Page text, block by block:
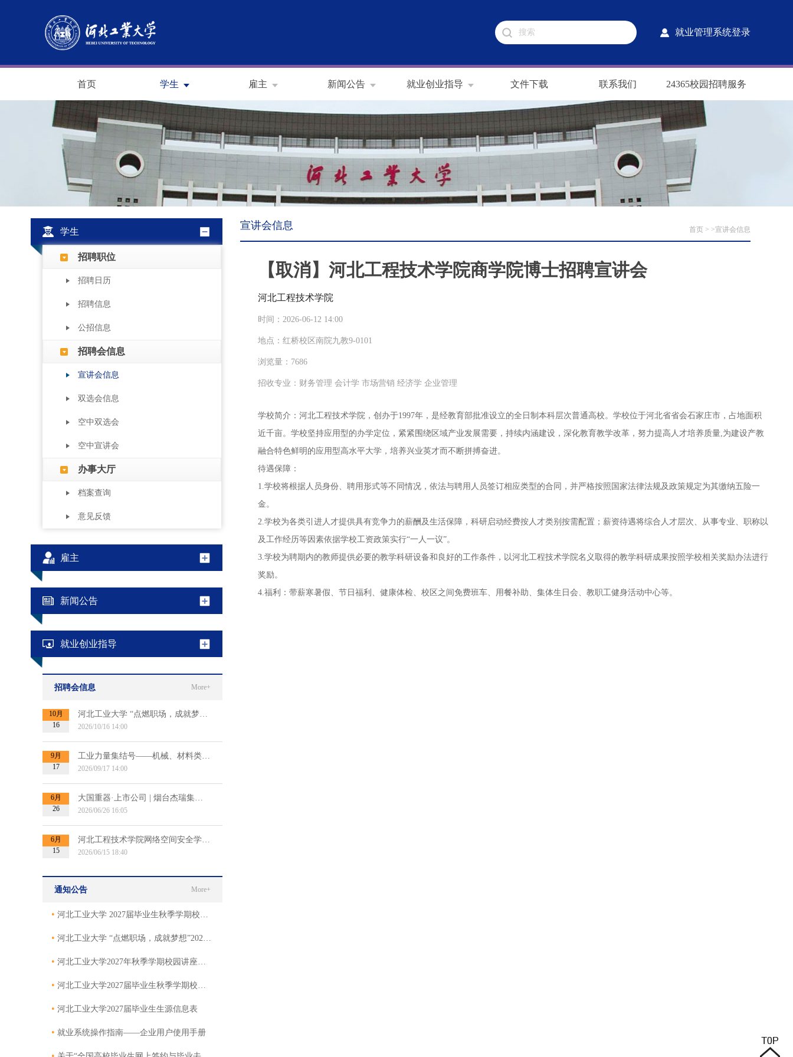
就业管理系统登录
首页 学生 雇主 新闻公告 就业创业指导 文件下载 联系我们 24365校园招聘服务
学生
招聘职位
招聘日历
招聘信息
公招信息
招聘会信息
宣讲会信息
双选会信息
空中双选会
空中宣讲会
办事大厅
档案查询
意见反馈
雇主
新闻公告
就业创业指导
招聘会信息 More+
10月
16
河北工业大学 “点燃职场，成就梦想”2027届毕业生秋季双选会
2026/10/16 14:00
9月
17
工业力量集结号——机械、材料类专场招聘会（第二场）
2026/09/17 14:00
6月
26
大国重器·上市公司 | 烟台杰瑞集团2027届秋招提前批招聘宣讲会
2026/06/26 16:05
6月
15
河北工程技术学院网络空间安全学院博士招聘宣讲会
2026/06/15 18:40
通知公告 More+
• 河北工业大学 2027届毕业生秋季学期校园专场招聘会邀请函
• 河北工业大学 “点燃职场，成就梦想”2027届毕业生秋季双选会邀请函
• 河北工业大学2027年秋季学期校园讲座邀请函
• 河北工业大学2027届毕业生秋季学期校园招聘活动邀请函
• 河北工业大学2027届毕业生生源信息表
• 就业系统操作指南——企业用户使用手册
宣讲会信息 首页 > >宣讲会信息
【取消】河北工程技术学院商学院博士招聘宣讲会
河北工程技术学院
时间：2026-06-12 14:00
地点：红桥校区南院九教9-0101
浏览量：7686
招收专业：财务管理 会计学 市场营销 经济学 企业管理
学校简介：河北工程技术学院，创办于1997年，是经教育部批准设立的全日制本科层次普通高校。学校位于河北省省会石家庄市，占地面积
近千亩。学校坚持应用型的办学定位，紧紧围绕区域产业发展需要，持续内涵建设，深化教育教学改革，努力提高人才培养质量,为建设产教
融合特色鲜明的应用型高水平大学，培养兴业英才而不断拼搏奋进。
待遇保障：
1.学校将根据人员身份、聘用形式等不同情况，依法与聘用人员签订相应类型的合同，并严格按照国家法律法规及政策规定为其缴纳五险一
金。
2.学校为各类引进人才提供具有竞争力的薪酬及生活保障，科研启动经费按人才类别按需配置；薪资待遇将综合人才层次、从事专业、职称以
及工作经历等因素依据学校工资政策实行“一人一议”。
3.学校为聘期内的教师提供必要的教学科研设备和良好的工作条件，以河北工程技术学院名义取得的教学科研成果按照学校相关奖励办法进行
奖励。
4.福利：带薪寒暑假、节日福利、健康体检、校区之间免费班车、用餐补助、集体生日会、教职工健身活动中心等。